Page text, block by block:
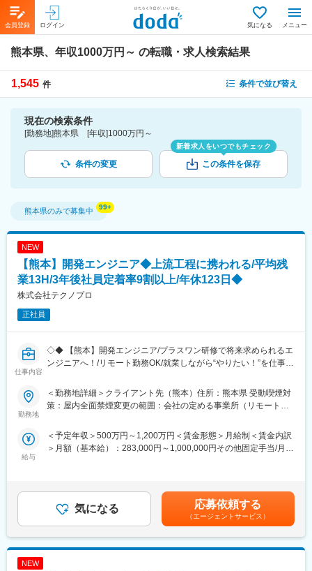
会員登録 ログイン 気になる メニュー
熊本県、年収1000万円～ の転職・求人検索結果
1,545 件 条件で並び替え
現在の検索条件
[勤務地]熊本県 [年収]1000万円～
条件の変更
新着求人をいつでもチェック
この条件を保存
熊本県のみで募集中
NEW
【熊本】開発エンジニア◆上流工程に携われる/平均残
業13H/3年後社員定着率9割以上/年休123日◆
株式会社テクノプロ
正社員
仕事内容
◇◆ 【熊本】開発エンジニア/プラスワン研修で将来求められるエ
ンジニアへ！/リモート勤務OK/就業しながら“やりたい！”を仕事に
■POINT：
【上流案件にチャレンジ】上流案件70％、自社プロダクトも保有
身の希望に合った案件にアサイン可能です！
【働き方◎】月残業時間13時間×休日出勤なし×希望しない転勤な
【炎上しにくい仕組み】製造業のお客様が多く、無理な納期設定
や炎上が起こりづらい業界特性になっています。また、必ずチー
ムでアサインするため1人で抱え込まない環境です。
【請負比率向上中】方向性として、徐々に請負の比率を上げてい
く方針です。また、その影響からリモート勤務の比率も上がって
勤務地
＜勤務地詳細＞クライアント先（熊本）住所：熊本県 受動喫煙対
策：屋内全面禁煙変更の範囲：会社の定める事業所（リモートワ
給与
＜予定年収＞500万円～1,200万円＜賃金形態＞月給制＜賃金内訳
＞月額（基本給）：283,000円～1,000,000円その他固定手当/月：
円)780万円(30代/月給 37万円）賃金はあくまでも目安の金額であ
り、選考を通じて上下する可能性があります。月給(月額)は固定手
当を含めた表記です。
気になる 応募依頼する
（エージェントサービス）
NEW